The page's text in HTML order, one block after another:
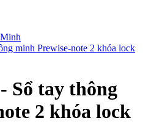
minh Prewise-note 2 khóa lock
Sổ tay thông
2 khóa lock